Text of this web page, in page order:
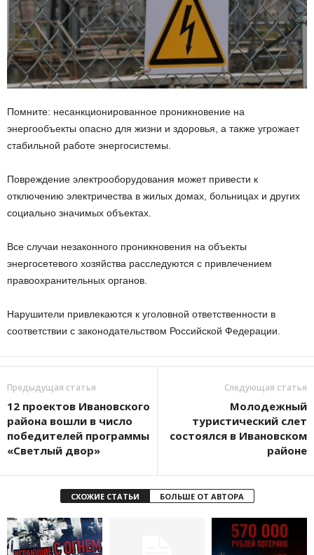
Помните: несанкционированное проникновение на
энергообъекты опасно для жизни и здоровья, а также угрожает
стабильной работе энергосистемы.
Повреждение электрооборудования может привести к
отключению электричества в жилых домах, больницах и других
социально значимых объектах.
Все случаи незаконного проникновения на объекты
энергосетевого хозяйства расследуются с привлечением
правоохранительных органов.
Нарушители привлекаются к уголовной ответственности в
соответствии с законодательством Российской Федерации.
Предыдущая статья
12 проектов Ивановского
района вошли в число
победителей программы
«Светлый двор»
Следующая статья
Молодежный
туристический слет
состоялся в Ивановском
районе
СХОЖИЕ СТАТЬИ БОЛЬШЕ ОТ АВТОРА